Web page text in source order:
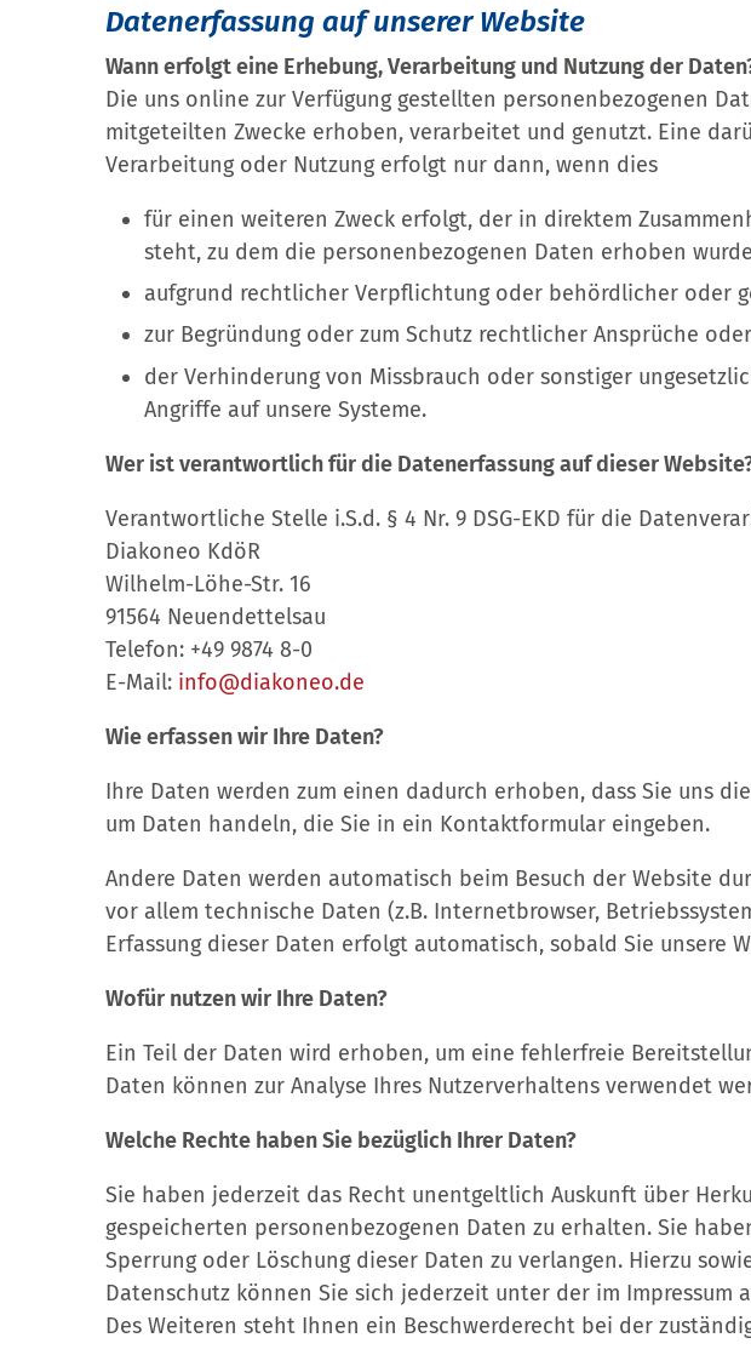
Datenerfassung auf unserer Website
Wann erfolgt eine Erhebung, Verarbeitung und Nutzung der
Die uns online zur Verfügung gestellten personenbezogenen
mitgeteilten Zwecke erhoben, verarbeitet und genutzt. Eine
Verarbeitung oder Nutzung erfolgt nur dann, wenn dies
für einen weiteren Zweck erfolgt, der in direktem
steht, zu dem die personenbezogenen Daten erhoben
aufgrund rechtlicher Verpflichtung oder behördlicher oder
zur Begründung oder zum Schutz rechtlicher Ansprüche
der Verhinderung von Missbrauch oder sonstiger
Angriffe auf unsere Systeme.
Wer ist verantwortlich für die Datenerfassung auf dieser
Verantwortliche Stelle i.S.d. § 4 Nr. 9 DSG-EKD für die
Diakoneo KdöR
Wilhelm-Löhe-Str. 16
91564 Neuendettelsau
Telefon: +49 9874 8-0
E-Mail: info@diakoneo.de
Wie erfassen wir Ihre Daten?
Ihre Daten werden zum einen dadurch erhoben, dass Sie uns
um Daten handeln, die Sie in ein Kontaktformular eingeben.
Andere Daten werden automatisch beim Besuch der Website
vor allem technische Daten (z.B. Internetbrowser,
Erfassung dieser Daten erfolgt automatisch, sobald Sie unsere
Wofür nutzen wir Ihre Daten?
Ein Teil der Daten wird erhoben, um eine fehlerfreie
Daten können zur Analyse Ihres Nutzerverhaltens verwendet
Welche Rechte haben Sie bezüglich Ihrer Daten?
Sie haben jederzeit das Recht unentgeltlich Auskunft über
gespeicherten personenbezogenen Daten zu erhalten. Sie
Sperrung oder Löschung dieser Daten zu verlangen. Hierzu
Datenschutz können Sie sich jederzeit unter der im Impressum
Des Weiteren steht Ihnen ein Beschwerderecht bei der